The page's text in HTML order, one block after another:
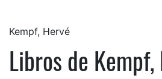
Kempf, Hervé
Libros de Kempf,